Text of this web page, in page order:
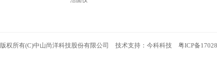
版权所有(C)中山尚洋科技股份有限公司 技术支持： 今科科技 粤ICP备